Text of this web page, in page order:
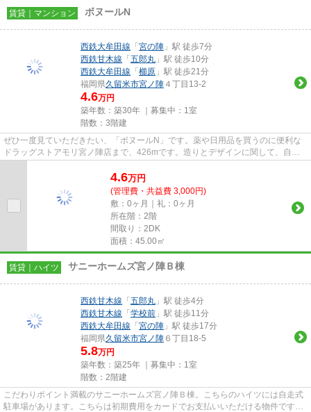
賃貸｜マンション ボヌールN
西鉄大牟田線 「宮の陣 」駅 徒歩7分
西鉄甘木線 「五郎丸 」駅 徒歩10分
西鉄大牟田線 「櫛原 」駅 徒歩21分
福岡県久留米市宮ノ陣 ４丁目13-2
4.6万円
築年数：築30年 ｜募集中： 1室
階数：3階建
ぜひ一度見ていただきたい、「ボヌールN」です。薬や日用品を買うのに便利な
ドラッグストアモリ宮ノ陣店まで、426mです。造りとデザインに関して、自信
をもって情報を提供できるマンシ...
4.6万円
(管理費・共益費 3,000円)
敷：0ヶ月｜礼：0ヶ月
所在階：2階
間取り：2DK
面積：45.00㎡
賃貸｜ハイツ サニーホームズ宮ノ陣Ｂ棟
西鉄甘木線 「五郎丸 」駅 徒歩4分
西鉄甘木線 「学校前 」駅 徒歩11分
西鉄大牟田線 「宮の陣 」駅 徒歩17分
福岡県久留米市宮ノ陣 ６丁目18-5
5.8万円
築年数：築25年 ｜募集中： 1室
階数：2階建
こだわりポイント満載のサニーホームズ宮ノ陣Ｂ棟。こちらのハイツには自走式
駐車場があります。こちらは初期費用をカードでお支払いいただける物件です。